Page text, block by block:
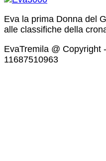
Eva la prima Donna del
alle classifiche della
EvaTremila @ Copyright
11687510963​